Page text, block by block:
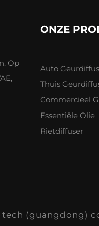
Op
ONZE
Auto
Thuis
Commercieel
Essentiële Olie
Rietdiffuser
(guangdong)